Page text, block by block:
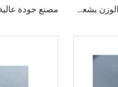
مصنع بناءً على الطلب، قماش TR خفيف الوزن يشعر بالراحة في الشرق الأوسط بألوان مختلفة، قماش تويل ملون القمصان والروب